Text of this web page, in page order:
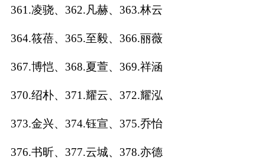
361.凌骁、362.凡赫、363.林云
364.筱蓓、365.至毅、366.丽薇
367.博恺、368.夏萱、369.祥涵
370.绍朴、371.耀云、372.耀泓
373.金兴、374.钰宣、375.乔怡
376.书昕、377.云城、378.亦德